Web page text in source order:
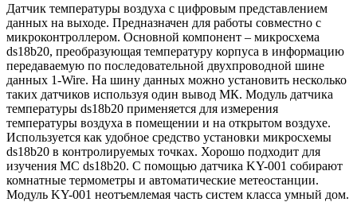
Датчик температуры воздуха с цифровым представлением
данных на выходе. Предназначен для работы совместно с
микроконтроллером. Основной компонент – микросхема
ds18b20, преобразующая температуру корпуса в информацию
передаваемую по последовательной двухпроводной шине
данных 1-Wire. На шину данных можно установить несколько
таких датчиков используя один вывод МК. Модуль датчика
температуры ds18b20 применяется для измерения
температуры воздуха в помещении и на открытом воздухе.
Используется как удобное средство установки микросхемы
ds18b20 в контролируемых точках. Хорошо подходит для
изучения МС ds18b20. С помощью датчика KY-001 собирают
комнатные термометры и автоматические метеостанции.
Модуль KY-001 неотъемлемая часть систем класса умный дом.